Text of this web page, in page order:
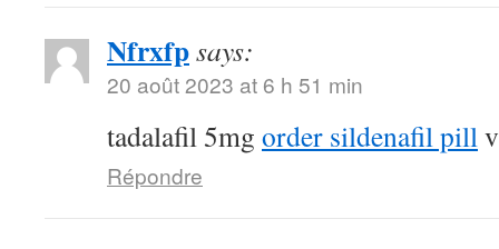
Nfrxfpsays:
20 août 2023 at 6 h 51 min
tadalafil 5mg order sildenafil pill
Répondre